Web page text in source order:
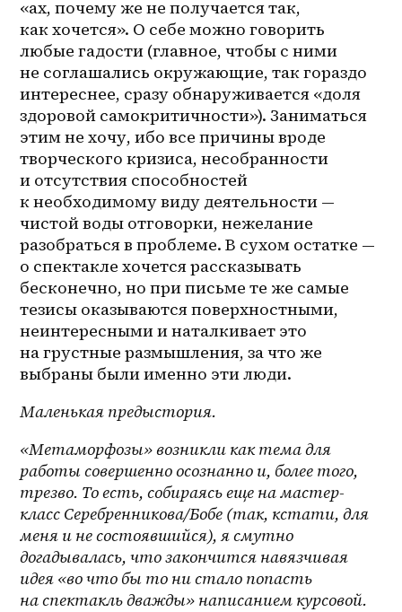
«ах, почему же не получается так,
как хочется». О себе можно говорить
любые гадости (главное, чтобы с ними
не соглашались окружающие, так гораздо
интереснее, сразу обнаруживается «доля
здоровой самокритичности»). Заниматься
этим не хочу, ибо все причины вроде
творческого кризиса, несобранности
и отсутствия способностей
к необходимому виду деятельности —
чистой воды отговорки, нежелание
разобраться в проблеме. В сухом остатке —
о спектакле хочется рассказывать
бесконечно, но при письме те же самые
тезисы оказываются поверхностными,
неинтересными и наталкивает это
на грустные размышления, за что же
выбраны были именно эти люди.
Маленькая предыстория.
«Метаморфозы» возникли как тема для
работы совершенно осознанно и, более того,
трезво. То есть, собираясь еще на мастер-
класс Серебренникова/Бобе (так, кстати, для
меня и не состоявшийся), я смутно
догадывалась, что закончится навязчивая
идея «во что бы то ни стало попасть
на спектакль дважды» написанием курсовой.